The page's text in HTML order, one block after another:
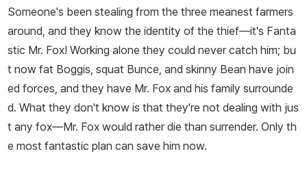
Someone's been stealing from the three meanest farmers
around, and they know the identity of the thief—it's Fanta
stic Mr. Fox! Working alone they could never catch him; bu
t now fat Boggis, squat Bunce, and skinny Bean have join
ed forces, and they have Mr. Fox and his family surrounde
d. What they don't know is that they're not dealing with jus
t any fox—Mr. Fox would rather die than surrender. Only th
e most fantastic plan can save him now.